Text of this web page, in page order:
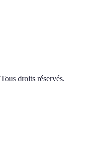
Tous droits réservés.